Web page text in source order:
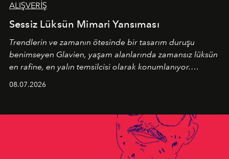
ALIŞVERİŞ
Sessiz Lüksün Mimari Yansıması
Trendlerin ve zamanın ötesinde bir tasarım duruşu
benimseyen Glavien, yaşam alanlarında zamansız lüksün
en rafine, en yalın temsilcisi olarak konumlanıyor.
08.07.2026